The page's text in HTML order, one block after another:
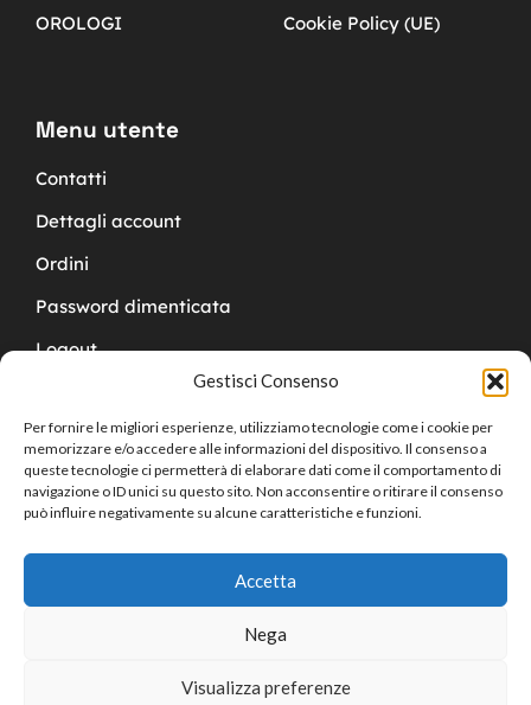
Gestisci Consenso
Per fornire le migliori esperienze, utilizziamo tecnologie come i cookie per
memorizzare e/o accedere alle informazioni del dispositivo. Il consenso a
queste tecnologie ci permetterà di elaborare dati come il comportamento di
navigazione o ID unici su questo sito. Non acconsentire o ritirare il consenso
può influire negativamente su alcune caratteristiche e funzioni.
Accetta
Nega
Visualizza preferenze
0
OROLOGI
Cookie Policy (UE)
Menu utente
Contatti
Dettagli account
Ordini
Password dimenticata
Logout
Copyright © 2024 Cucchy Gioielleria